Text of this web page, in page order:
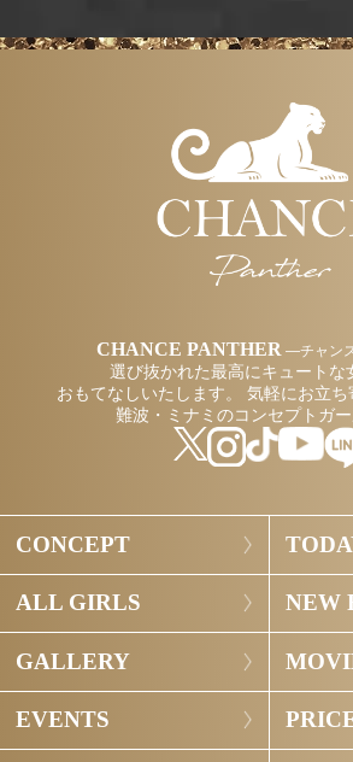
CHANCE PANTHER―チャン
選び抜かれた最高にキュートな
おもてなしいたします。
気軽にお立ち
難波・ミナミのコンセプトガ
CONCEPT
ALL GIRLS NEW
GALLERY
EVENTS